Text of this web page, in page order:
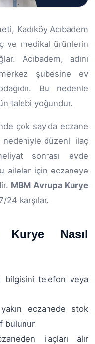
Kadıköy Acıbadem
ve medikal ürünlerin
Acıbadem, adını
şubesine ev
Bu nedenle
talebi yoğundur.
çok sayıda eczane
nedeniyle düzenli ilaç
sonrası evde
aileler için eczaneye
MBM Avrupa Kurye
24 karşılar.
Kurye Nasıl
bilgisini telefon veya
eczanede stok
bulunur
ilaçları alır